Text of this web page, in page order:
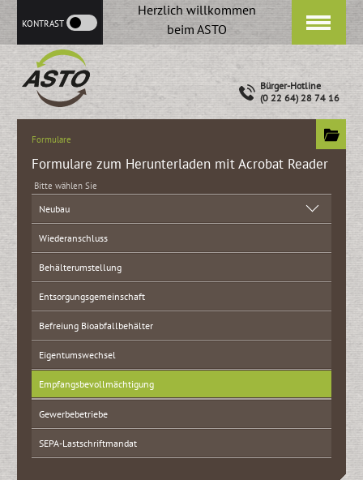
KONTRAST
Herzlich willkommen
beim ASTO
Bürger-Hotline
(0 22 64) 28 74 16
Formulare
Formulare zum Herunterladen mit Acrobat Reader
Bitte wählen Sie
Neubau
Wiederanschluss
Behälterumstellung
Entsorgungsgemeinschaft
Befreiung Bioabfallbehälter
Eigentumswechsel
Empfangsbevollmächtigung
Gewerbebetriebe
SEPA-Lastschriftmandat